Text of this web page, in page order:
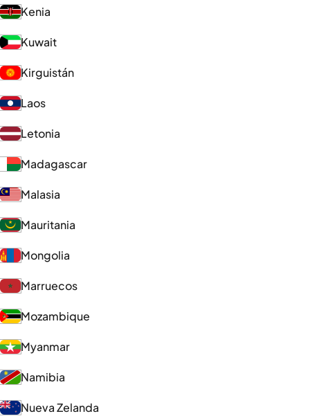
Kenia
Kuwait
Kirguistán
Laos
Letonia
Madagascar
Malasia
Mauritania
Mongolia
Marruecos
Mozambique
Myanmar
Namibia
Nueva Zelanda